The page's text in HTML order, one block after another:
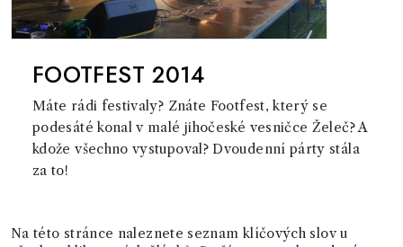
FOOTFEST 2014
Máte rádi festivaly? Znáte Footfest, který se
podesáté konal v malé jihočeské vesničce Želeč? A
kdože všechno vystupoval? Dvoudenní párty stála
za to!
Na této stránce naleznete seznam klíčových slov u